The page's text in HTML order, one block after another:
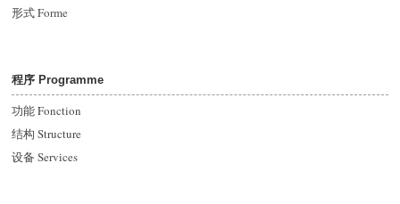
形式Forme
程序 Programme
功能 Fonction
结构 Structure
设备 Services